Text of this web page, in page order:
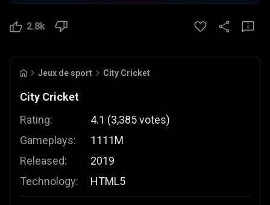
2.8k
Jeux de sport City Cricket
City Cricket
Rating:
Gameplays:
Released:
Technology:
4.1 (3,385votes)
1111M
2019
HTML5